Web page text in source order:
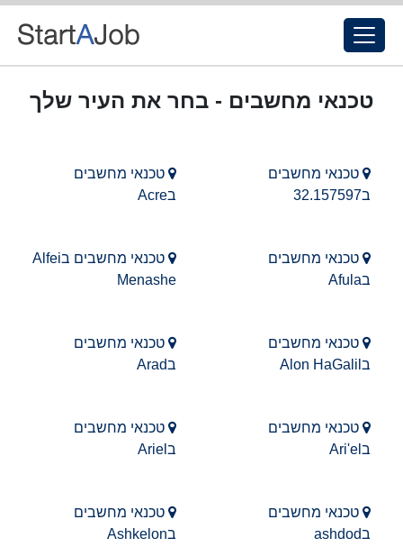
טכנאי מחשבים - בחר את העיר שלך
טכנאי מחשבים
ב32.157597
טכנאי מחשבים
בAcre
טכנאי מחשבים
בAfula
טכנאי מחשבים בAlfei
Menashe
טכנאי מחשבים
בAlon HaGalil
טכנאי מחשבים
בArad
טכנאי מחשבים
בAri'el
טכנאי מחשבים
בAriel
טכנאי מחשבים
בashdod
טכנאי מחשבים
בAshkelon